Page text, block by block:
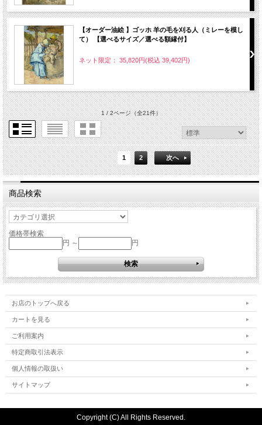
【オーダー油絵 】ゴッホ 羊の毛を刈る人（ミレーを模し
て） 【選べるサイズ／選べる額縁付】
ネット限定： 35,820円(税込 39,402円)
1 / 2ページ（全21件）
1 2 次へ
商品検索
価格帯検索
円 ～
円
お店のトップへ戻る
カートを見る
ご利用案内
特定商取引法表示
個人情報の取扱い
サイトマップ
Copyright (C) All Rights Reserved.